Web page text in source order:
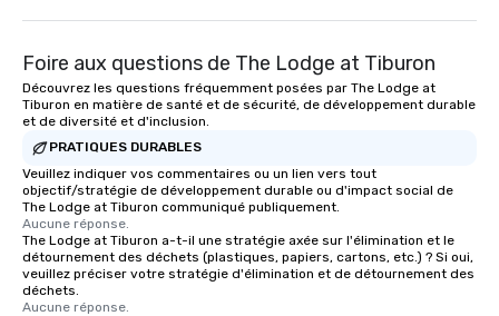
Foire aux questions de The Lodge at Tiburon
Découvrez les questions fréquemment posées par The Lodge at
Tiburon en matière de santé et de sécurité, de développement durable
et de diversité et d'inclusion.
PRATIQUES DURABLES
Veuillez indiquer vos commentaires ou un lien vers tout
objectif/stratégie de développement durable ou d'impact social de
The Lodge at Tiburon communiqué publiquement.
Aucune réponse.
The Lodge at Tiburon a-t-il une stratégie axée sur l'élimination et le
détournement des déchets (plastiques, papiers, cartons, etc.) ? Si oui,
veuillez préciser votre stratégie d'élimination et de détournement des
déchets.
Aucune réponse.